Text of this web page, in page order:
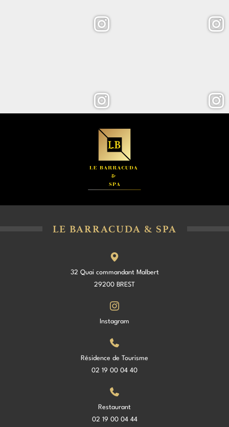
LE BARRACUDA & SPA
32 Quai commandant Malbert
29200 BREST
Instagram
Résidence de Tourisme
02 19 00 04 40
Restaurant
02 19 00 04 44